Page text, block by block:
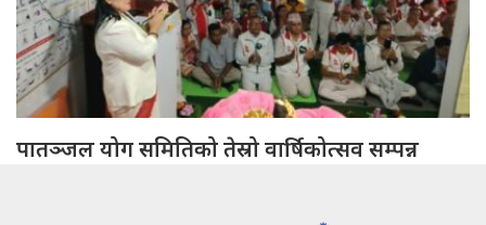
पातञ्जल योग समितिको तेस्रो वार्षिकोत्सव सम्पन्न